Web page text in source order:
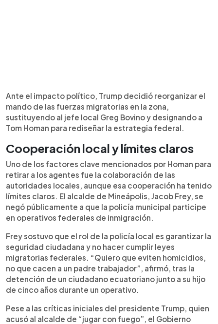
Ante el impacto político, Trump decidió reorganizar el
mando de las fuerzas migratorias en la zona,
sustituyendo al jefe local Greg Bovino y designando a
Tom Homan para rediseñar la estrategia federal.
Cooperación local y límites claros
Uno de los factores clave mencionados por Homan para
retirar a los agentes fue la colaboración de las
autoridades locales, aunque esa cooperación ha tenido
límites claros. El alcalde de Mineápolis, Jacob Frey, se
negó públicamente a que la policía municipal participe
en operativos federales de inmigración.
Frey sostuvo que el rol de la policía local es garantizar la
seguridad ciudadana y no hacer cumplir leyes
migratorias federales. “Quiero que eviten homicidios,
no que cacen a un padre trabajador”, afirmó, tras la
detención de un ciudadano ecuatoriano junto a su hijo
de cinco años durante un operativo.
Pese a las críticas iniciales del presidente Trump, quien
acusó al alcalde de “jugar con fuego”, el Gobierno